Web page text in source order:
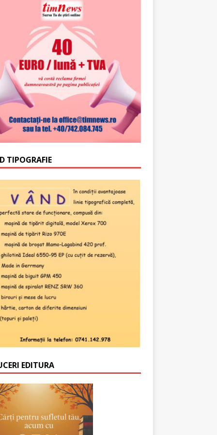
TIPOGRAFIE
EDITURA